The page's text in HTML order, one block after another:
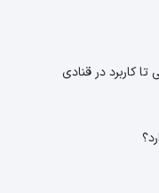
کاربرد در قنادی